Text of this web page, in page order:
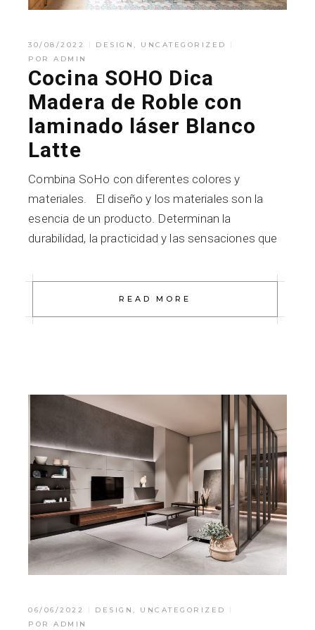
30/08/2022 DESIGN, UNCATEGORIZED
PORADMIN
Cocina SOHO Dica
Madera de Roble con
laminado láser Blanco
Latte
Combina SoHo con diferentes colores y
materiales. El diseño y los materiales son la
esencia de un producto. Determinan la
durabilidad, la practicidad y las sensaciones que
READ MORE
06/06/2022 DESIGN, UNCATEGORIZED
PORADMIN